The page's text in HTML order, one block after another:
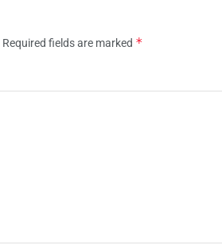
Required fields are marked *